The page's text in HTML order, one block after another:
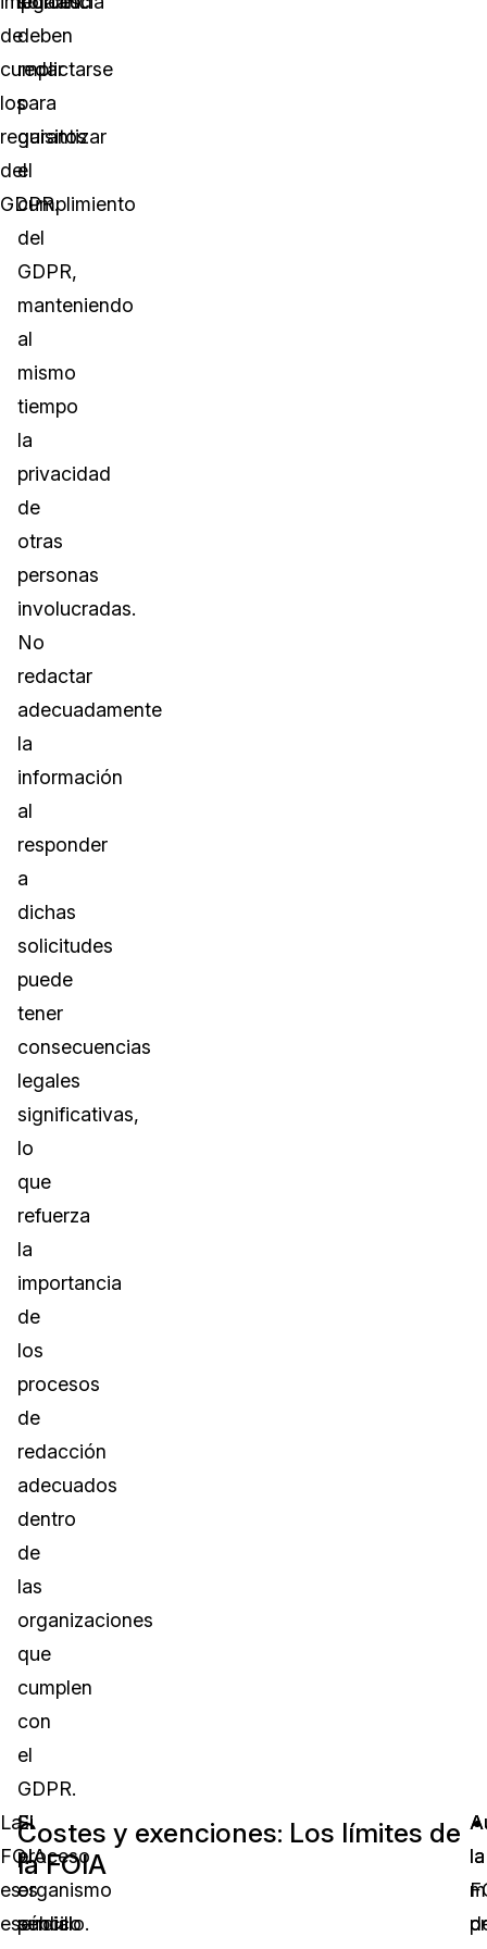
de
cumplir
los
requisitos
del
GDPR.
deben
redactarse
para
garantizar
el
cumplimiento
del
GDPR,
manteniendo
al
mismo
tiempo
la
privacidad
de
otras
personas
involucradas.
No
redactar
adecuadamente
la
información
al
responder
a
dichas
solicitudes
puede
tener
consecuencias
legales
significativas,
lo
que
refuerza
la
importancia
de
los
procesos
de
redacción
adecuados
dentro
de
las
organizaciones
que
cumplen
con
el
GDPR.
La
FOIA
es
esencial
El
proceso
es
sencillo.
Si
el
organismo
público
Costes y exenciones: Los límites de
la FOIA
la
la